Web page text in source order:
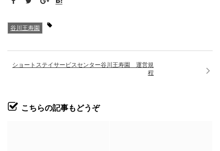
谷川王寿園
ショートステイサービスセンター谷川王寿園 運営規
程
こちらの記事もどうぞ